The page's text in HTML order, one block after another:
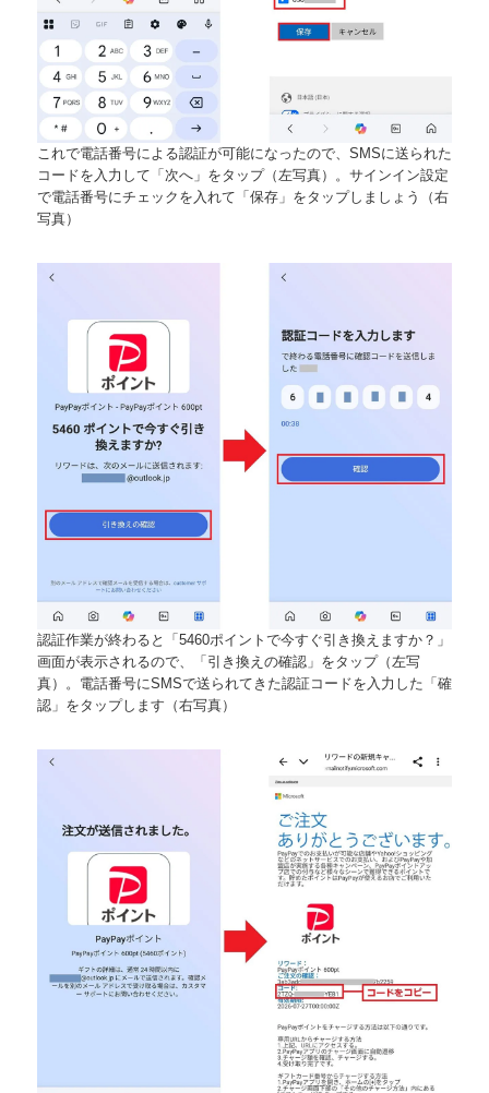
これで電話番号による認証が可能になったので、SMSに送られた
コードを入力して「次へ」をタップ（左写真）。サインイン設定
で電話番号にチェックを入れて「保存」をタップしましょう（右
写真）
認証作業が終わると「5460ポイントで今すぐ引き換えますか？」
画面が表示されるので、「引き換えの確認」をタップ（左写
真）。電話番号にSMSで送られてきた認証コードを入力した「確
認」をタップします（右写真）